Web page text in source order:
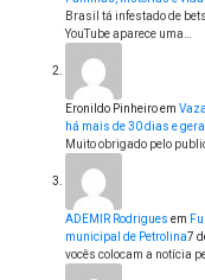
Brasil tá infestado de
YouTube aparece uma…
Eronildo Pinheiroem
há mais de 30 dias e
Muito obrigado pelo
ADEMIR Rodrigues em
municipal de Petrolina7
vocês colocam a notícia